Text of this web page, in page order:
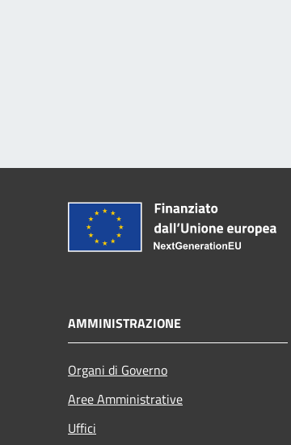
AMMINISTRAZIONE
Organi di Governo
Aree Amministrative
Uffici